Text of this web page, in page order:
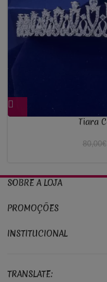
Tiara
80,00€
SOBRE A LOJA
PROMOÇÕES
INSTITUCIONAL
TRANSLATE: